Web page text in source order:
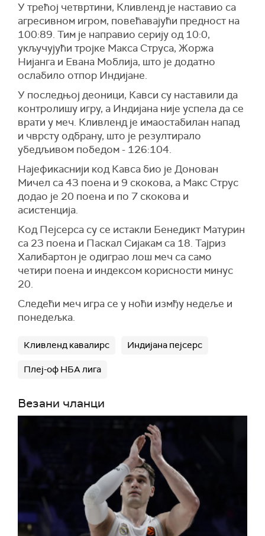
У трећој четвртини, Кливленд је наставио са
агресивном игром, повећавајући предност на
100:89. Тим је направио серију од 10:0,
укључујући тројке Макса Струса, Жоржа
Нијанга и Евана Моблија, што је додатно
ослабило отпор Индијане.
У последњој деоници, Кавси су наставили да
контролишу игру, а Индијана није успела да се
врати у меч. Кливленд је имаостабилан напад
и чврсту одбрану, што је резултирало
убедљивом победом - 126:104.
Најефикаснији код Кавса био је Донован
Мичел са 43 поена и 9 скокова, а Макс Струс
додао је 20 поена и по 7 скокова и
асистенција.
Код Пејсерса су се истакли Бенедикт Матурин
са 23 поена и Паскал Сијакам са 18. Тајриз
Халибартон је одиграо лош меч са само
четири поена и индексом корисности минус
20.
Следећи меч игра се у ноћи измђу недеље и
понедељка.
Кливленд кавалирс Индијана пејсерс
Плеј-оф НБА лига
Везани чланци